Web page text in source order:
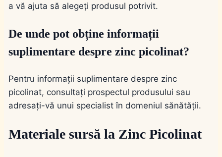
a vă ajuta să alegeți produsul potrivit.
De unde pot obține informații
suplimentare despre zinc picolinat?
Pentru informații suplimentare despre zinc
picolinat, consultați prospectul produsului sau
adresați-vă unui specialist în domeniul sănătății.
Materiale sursă la Zinc Picolinat